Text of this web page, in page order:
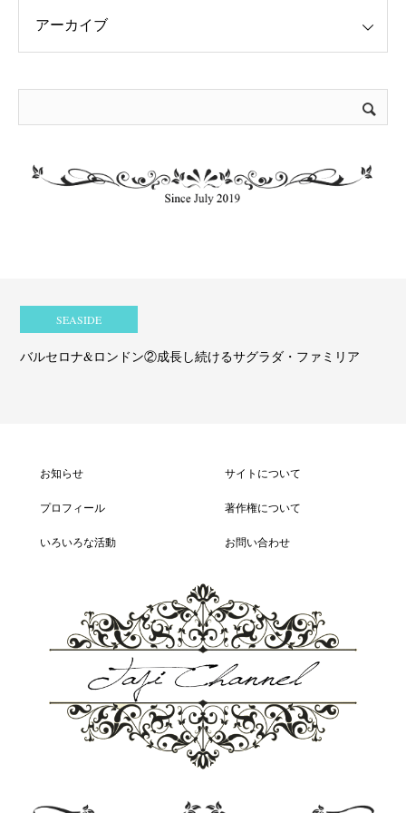
SEASIDE
バルセロナ&ロンドン②成長し続けるサグラダ・ファミリア
お知らせ
プロフィール
いろいろな活動
サイトについて
著作権について
お問い合わせ